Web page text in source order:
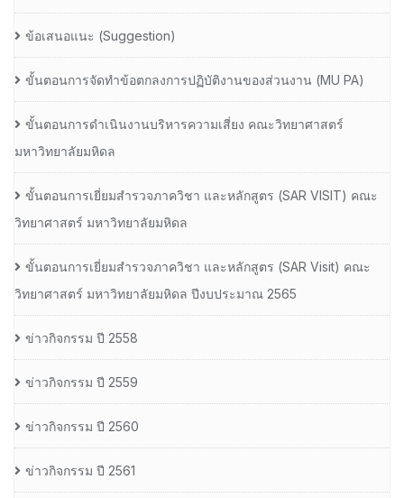
ข้อเสนอแนะ (Suggestion)
ขั้นตอนการจัดทำข้อตกลงการปฏิบัติงานของส่วนงาน (MU PA)
ขั้นตอนการดำเนินงานบริหารความเสี่ยง คณะวิทยาศาสตร์
มหาวิทยาลัยมหิดล
ขั้นตอนการเยี่ยมสำรวจภาควิชา และหลักสูตร (SAR VISIT) คณะ
วิทยาศาสตร์ มหาวิทยาลัยมหิดล
ขั้นตอนการเยี่ยมสำรวจภาควิชา และหลักสูตร (SAR Visit) คณะ
วิทยาศาสตร์ มหาวิทยาลัยมหิดล ปีงบประมาณ 2565
ข่าวกิจกรรม ปี 2558
ข่าวกิจกรรม ปี 2559
ข่าวกิจกรรม ปี 2560
ข่าวกิจกรรม ปี 2561